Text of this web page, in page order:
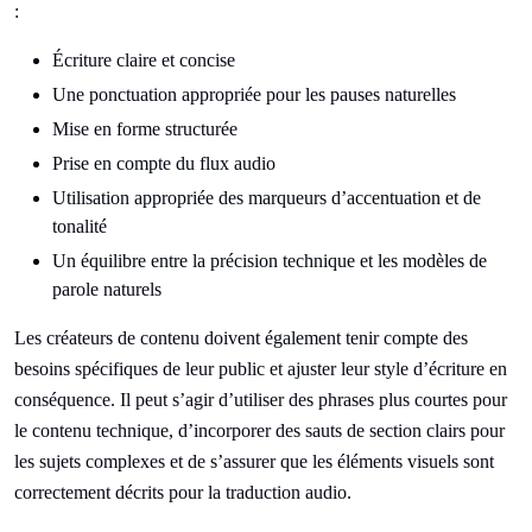
:
Écriture claire et concise
Une ponctuation appropriée pour les pauses naturelles
Mise en forme structurée
Prise en compte du flux audio
Utilisation appropriée des marqueurs d’accentuation et de
tonalité
Un équilibre entre la précision technique et les modèles de
parole naturels
Les créateurs de contenu doivent également tenir compte des
besoins spécifiques de leur public et ajuster leur style d’écriture en
conséquence. Il peut s’agir d’utiliser des phrases plus courtes pour
le contenu technique, d’incorporer des sauts de section clairs pour
les sujets complexes et de s’assurer que les éléments visuels sont
correctement décrits pour la traduction audio.